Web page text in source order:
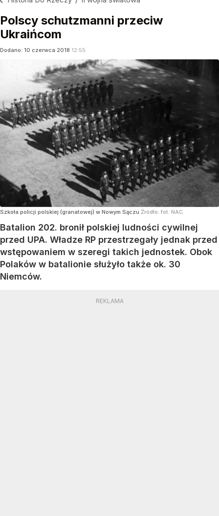
Polscy schutzmanni przeciw
Ukraińcom
Dodano: 10 czerwca 2018 12:55
Szkoła policji polskiej (granatowej) w Nowym Sączu Źródło:fot. NAC
Batalion 202. bronił polskiej ludności cywilnej
przed UPA. Władze RP przestrzegały jednak przed
wstępowaniem w szeregi takich jednostek. Obok
Polaków w batalionie służyło także ok. 30
Niemców.